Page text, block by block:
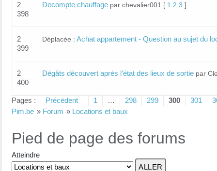
2
398
Decompte chauffage par chevalier001 [ 1 2 3 ]
2
399
Déplacée : Achat appartement - Question au sujet du
2
400
Dégâts découvert après l’état des lieux de sortie par
Pages : Précédent 1 … 298 299 300 301
Pim.be » Forum » Locations et baux
Pied de page des forums
Atteindre